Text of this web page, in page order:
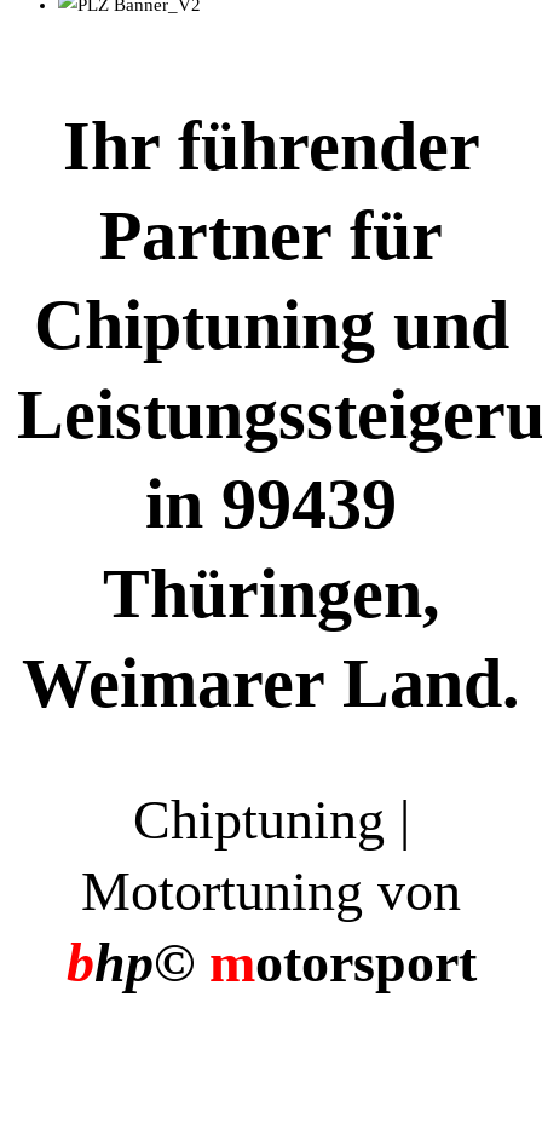
Ihr führender
Partner für
Chiptuning und
in 99439
Thüringen,
Weimarer Land.
Chiptuning |
Motortuning von
bhp© motorsport